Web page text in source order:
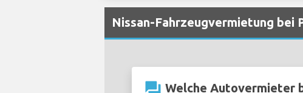
Nissan-Fahrzeugvermietung bei
question_answer Welche Autovermieter